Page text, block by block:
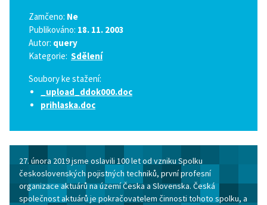
Zamčeno: Ne
Publikováno: 18. 11. 2003
Autor: query
Kategorie: Sdělení
Soubory ke stažení:
_upload_ddok000.doc
prihlaska.doc
27. února 2019 jsme oslavili 100 let od vzniku Spolku
československých pojistných techniků, první profesní
organizace aktuárů na území Česka a Slovenska. Česká
společnost aktuárů je pokračovatelem činnosti tohoto spolku, a